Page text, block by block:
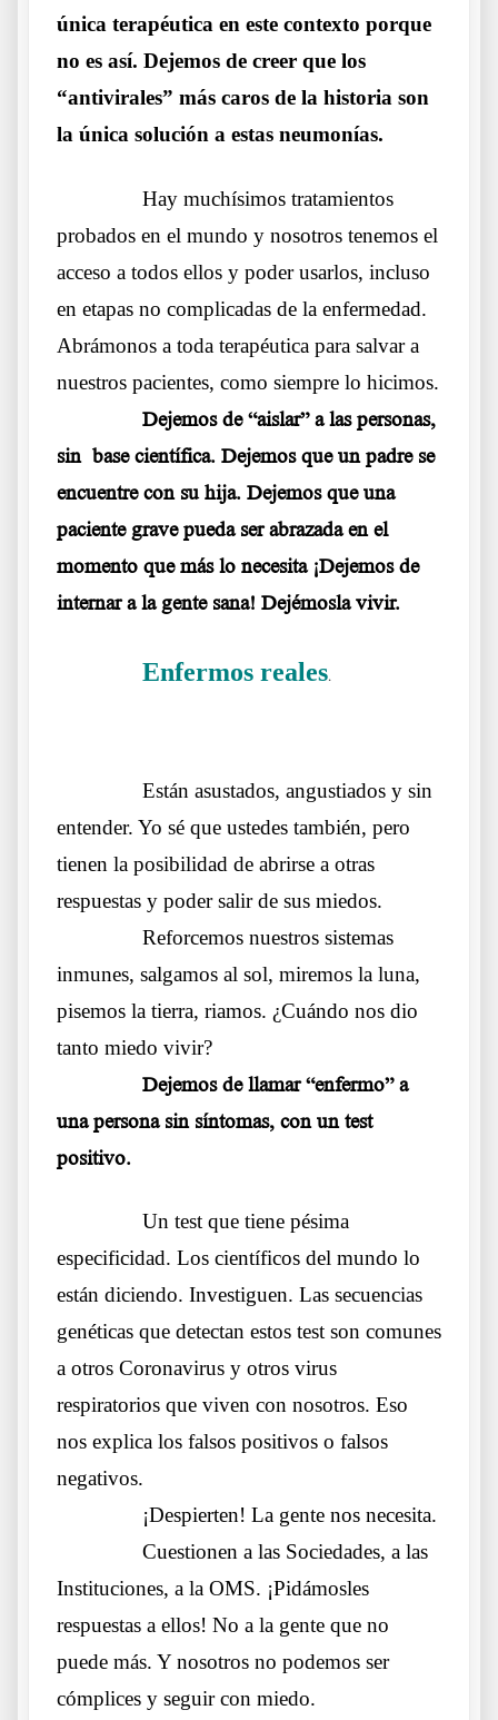
única terapéutica en este contexto porque
no es así. Dejemos de creer que los
“antivirales” más caros de la historia son
la única solución a estas neumonías.
Hay muchísimos tratamientos
probados en el mundo y nosotros tenemos el
acceso a todos ellos y poder usarlos, incluso
en etapas no complicadas de la enfermedad.
Abrámonos a toda terapéutica para salvar a
nuestros pacientes, como siempre lo hicimos.
Dejemos de “aislar” a las personas,
sin base científica. Dejemos que un padre se
encuentre con su hija. Dejemos que una
paciente grave pueda ser abrazada en el
momento que más lo necesita ¡Dejemos de
internar a la gente sana! Dejémosla vivir.
Enfermos reales.
Están asustados, angustiados y sin
entender. Yo sé que ustedes también, pero
tienen la posibilidad de abrirse a otras
respuestas y poder salir de sus miedos.
Reforcemos nuestros sistemas
inmunes, salgamos al sol, miremos la luna,
pisemos la tierra, riamos. ¿Cuándo nos dio
tanto miedo vivir?
Dejemos de llamar “enfermo” a
una persona sin síntomas, con un test
positivo.
Un test que tiene pésima
especificidad. Los científicos del mundo lo
están diciendo. Investiguen. Las secuencias
genéticas que detectan estos test son comunes
a otros Coronavirus y otros virus
respiratorios que viven con nosotros. Eso
nos explica los falsos positivos o falsos
negativos.
¡Despierten! La gente nos necesita.
Cuestionen a las Sociedades, a las
Instituciones, a la OMS. ¡Pidámosles
respuestas a ellos! No a la gente que no
puede más. Y nosotros no podemos ser
cómplices y seguir con miedo.